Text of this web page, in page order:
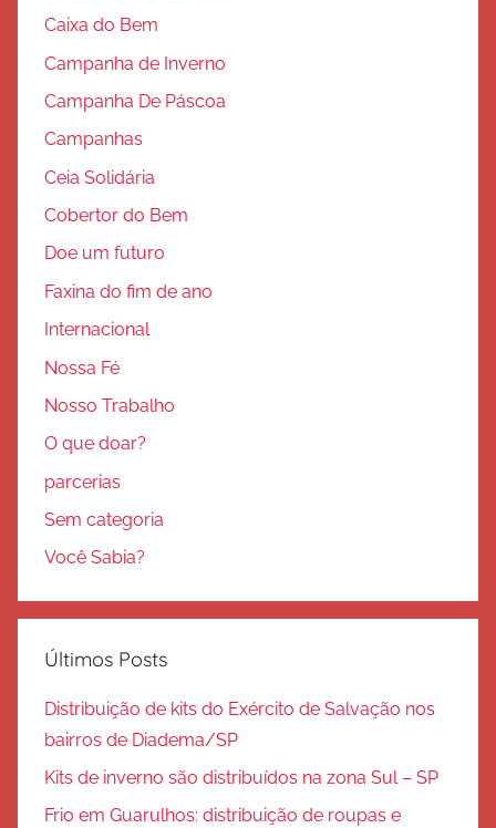
Caixa do Bem
Campanha de Inverno
Campanha De Páscoa
Campanhas
Ceia Solidária
Cobertor do Bem
Doe um futuro
Faxina do fim de ano
Internacional
Nossa Fé
Nosso Trabalho
O que doar?
parcerias
Sem categoria
Você Sabia?
Últimos Posts
Distribuição de kits do Exército de Salvação nos
bairros de Diadema/SP
Kits de inverno são distribuídos na zona Sul – SP
Frio em Guarulhos: distribuição de roupas e